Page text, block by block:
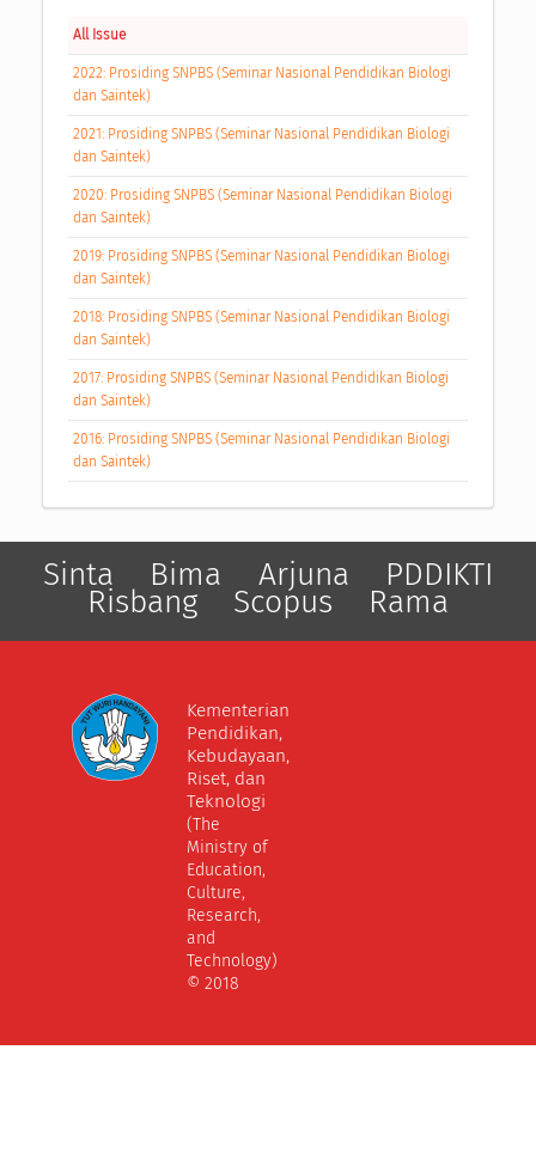
All Issue
2022: Prosiding SNPBS (Seminar Nasional Pendidikan Biologi
dan Saintek)
2021: Prosiding SNPBS (Seminar Nasional Pendidikan Biologi
dan Saintek)
2020: Prosiding SNPBS (Seminar Nasional Pendidikan Biologi
dan Saintek)
2019: Prosiding SNPBS (Seminar Nasional Pendidikan Biologi
dan Saintek)
2018: Prosiding SNPBS (Seminar Nasional Pendidikan Biologi
dan Saintek)
2017: Prosiding SNPBS (Seminar Nasional Pendidikan Biologi
dan Saintek)
2016: Prosiding SNPBS (Seminar Nasional Pendidikan Biologi
dan Saintek)
Sinta Bima Arjuna PDDIKTI
Risbang Scopus Rama
Kementerian
Pendidikan,
Kebudayaan,
Riset, dan
Teknologi
(The
Ministry of
Education,
Culture,
Research,
and
Technology)
© 2018